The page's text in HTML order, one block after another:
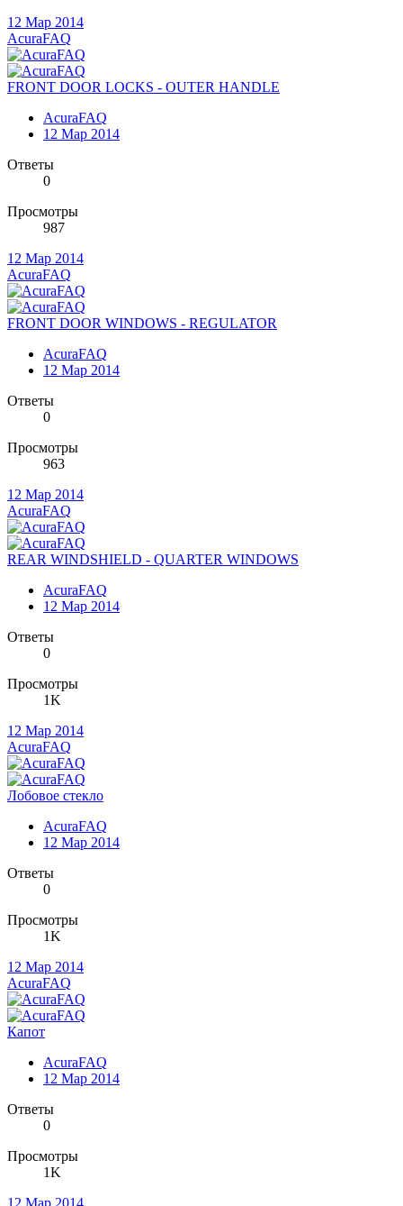
12 Мар 2014
AcuraFAQ
FRONT DOOR LOCKS - OUTER HANDLE
AcuraFAQ
12 Мар 2014
Ответы
0
Просмотры
987
12 Мар 2014
AcuraFAQ
FRONT DOOR WINDOWS - REGULATOR
AcuraFAQ
12 Мар 2014
Ответы
0
Просмотры
963
12 Мар 2014
AcuraFAQ
REAR WINDSHIELD - QUARTER WINDOWS
AcuraFAQ
12 Мар 2014
Ответы
0
Просмотры
1K
12 Мар 2014
AcuraFAQ
Лобовое стекло
AcuraFAQ
12 Мар 2014
Ответы
0
Просмотры
1K
12 Мар 2014
AcuraFAQ
Капот
AcuraFAQ
12 Мар 2014
Ответы
0
Просмотры
1K